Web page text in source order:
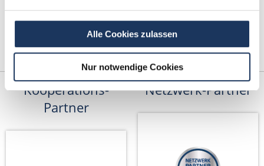
Alle Cookies zulassen
Nur notwendige Cookies
Kooperations-
Partner
Netzwerk-Partner